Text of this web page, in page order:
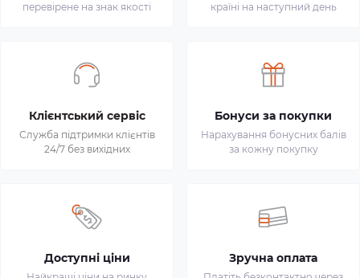
перевірене на знак якості
країні на наступний день
Клієнтський сервіс
Служба підтримки клієнтів
24/7 без вихідних
Бонуси за покупки
Нарахування бонусних балів
за кожну покупку
Доступні ціни Зручна оплата